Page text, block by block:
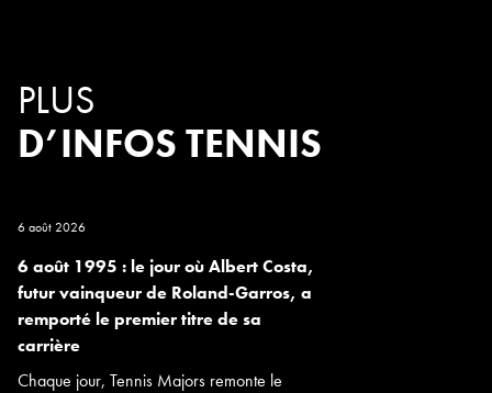
PLUS
D’INFOS TENNIS
6 août 2026
6 août 1995 : le jour où Albert Costa,
futur vainqueur de Roland-Garros, a
remporté le premier titre de sa
carrière
Chaque jour, Tennis Majors remonte le